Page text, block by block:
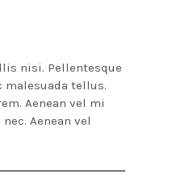
nisi. Pellentesque
malesuada tellus.
Aenean vel mi
Aenean vel